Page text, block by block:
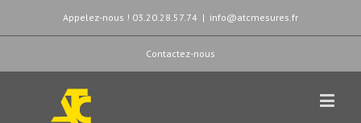
Appelez-nous ! 03.20.28.57.74 | info@atcmesures.fr
Contactez-nous